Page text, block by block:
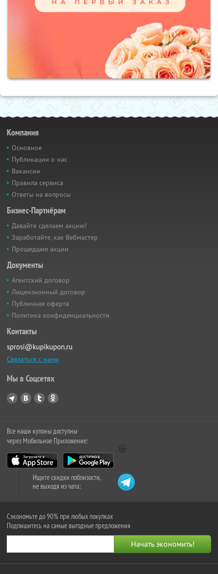
Компания
Основное
Публикации о нас
Вакансии
Правила сервиса
Ответы на вопросы
Бизнес-Партнёрам
Давайте сделаем акцию!
Заработайте, как Вебмастер
Прошедшие акции
Документы
Агентский договор
Лицензионный договор
Публичная оферта
Политика конфиденциальности
Контакты
sprosi@kupikupon.ru
Связаться с нами
Мы в Соцсетях
Все наши купоны доступны
через Мобильное Приложение:
Ищите скидки поблизости,
не выходя из чата:
Сэкономьте до 90% при любых покупках
Подпишитесь на самые выгодные предложения